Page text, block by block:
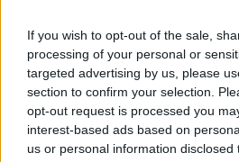
If you wish to opt-out of the sale,
processing of your personal or
targeted advertising by us, please
section to confirm your selection.
opt-out request is processed you
interest-based ads based on
us or personal information